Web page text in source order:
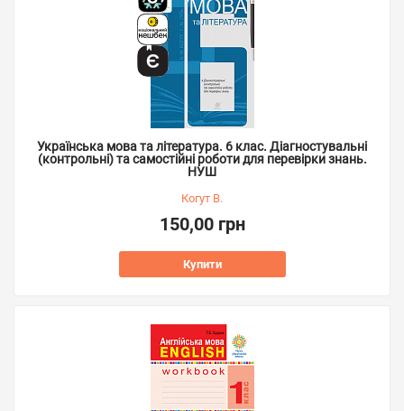
Українська мова та література. 6 клас. Діагностувальні
(контрольні) та самостійні роботи для перевірки знань.
НУШ
Когут В.
150,00 грн
Купити